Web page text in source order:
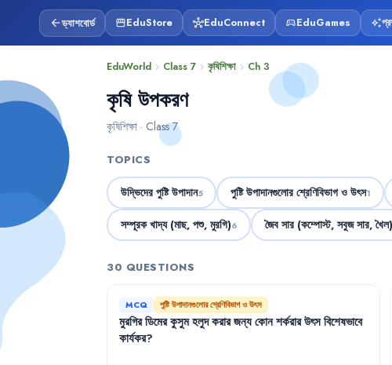
arrow_backড্যাশবোর্ড storefrontEduStore hubEduConnect sports_esportsEduGames auto_awesome
EduWorld chevron_right Class 7 chevron_right কৃষিশিক্ষা chevron_right Ch 3
কৃষি উপকরণ
কৃষিশিক্ষা · Class 7
TOPICS
উদ্ভিদের পুষ্টি উপাদান5 পুষ্টি উপাদানগুলোর শ্রেণিবিভাগ ও উৎস1
সম্পূরক খাদ্য (মাছ, পশু, মুরগি)6 জৈব সার (কম্পোস্ট, সবুজ সার, খৈল)
30 QUESTIONS
MCQ পুষ্টি উপাদানগুলোর শ্রেণিবিভাগ ও উৎস
মুরগিরডিমেরকুসুমহলুদকরারজন্যকোনশর্করারউৎসবিশেষভাবে
কার্যকর?